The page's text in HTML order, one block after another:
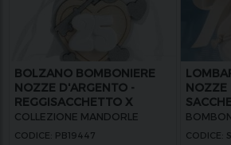
BOLZANO BOMBONIERE
NOZZE D'ARGENTO -
REGGISACCHETTO X
CONFETTI CUORI NUMERO
25
COLLEZIONE MANDORLE
CODICE: PB19447
NOZZE
CODICE: